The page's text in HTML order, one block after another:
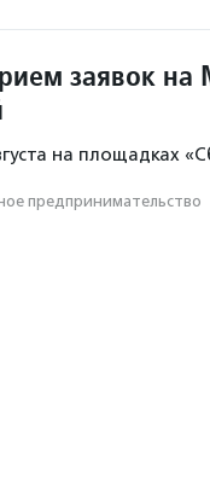
заявок на
на площадках
предпри­нима­тель­ство